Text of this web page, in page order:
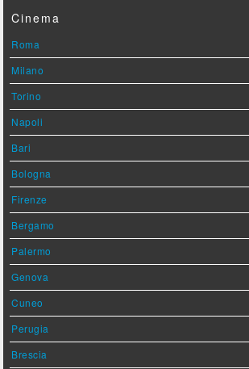
Cinema
Roma
Milano
Torino
Napoli
Bari
Bologna
Firenze
Bergamo
Palermo
Genova
Cuneo
Perugia
Brescia